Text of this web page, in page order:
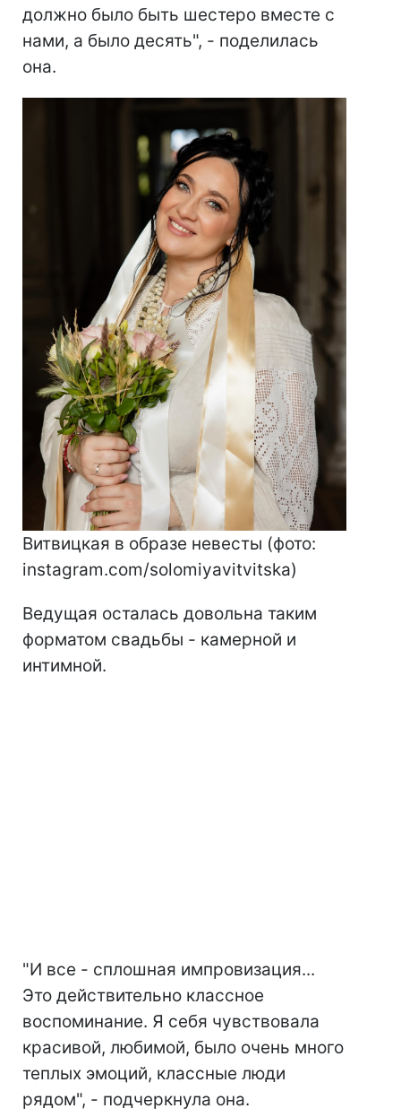
должно было быть шестеро вместе с
нами, а было десять", - поделилась
она.
Витвицкая в образе невесты (фото:
instagram.com/solomiyavitvitska)
Ведущая осталась довольна таким
форматом свадьбы - камерной и
интимной.
"И все - сплошная импровизация...
Это действительно классное
воспоминание. Я себя чувствовала
красивой, любимой, было очень много
теплых эмоций, классные люди
рядом", - подчеркнула она.